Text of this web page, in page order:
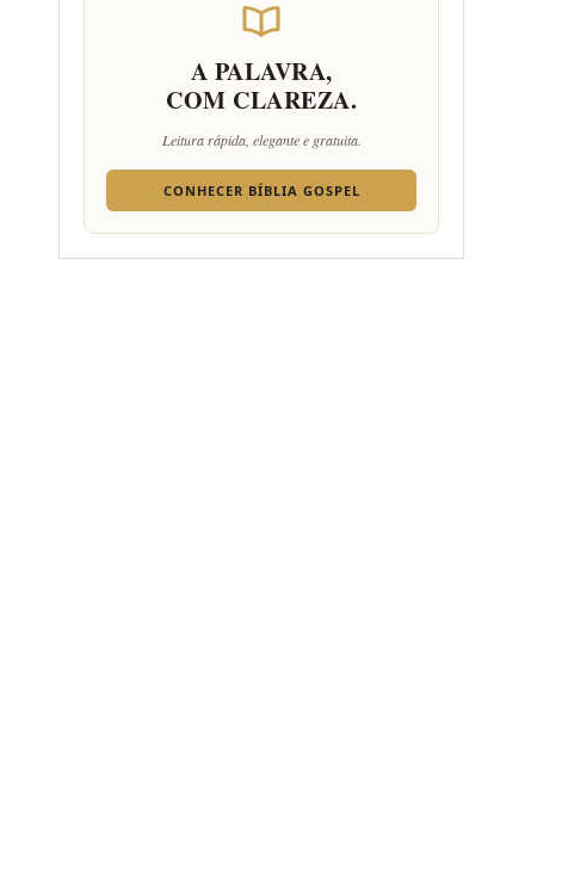
A PALAVRA,
COM CLAREZA.
Leitura rápida, elegante e gratuita.
CONHECER BÍBLIA GOSPEL